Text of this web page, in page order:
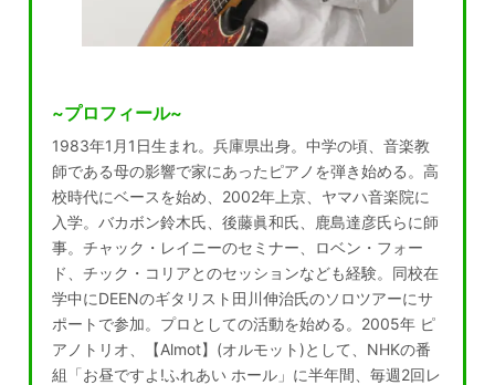
~プロフィール~
1983年1月1日生まれ。兵庫県出身。中学の頃、音楽教
師である母の影響で家にあったピアノを弾き始める。高
校時代にベースを始め、2002年上京、ヤマハ音楽院に
入学。バカボン鈴木氏、後藤眞和氏、鹿島達彦氏らに師
事。チャック・レイニーのセミナー、ロベン・フォー
ド、チック・コリアとのセッションなども経験。同校在
学中にDEENのギタリスト田川伸治氏のソロツアーにサ
ポートで参加。プロとしての活動を始める。2005年 ピ
アノトリオ、【Almot】(オルモット)として、NHKの番
組「お昼ですよ!ふれあい ホール」に半年間、毎週2回レ